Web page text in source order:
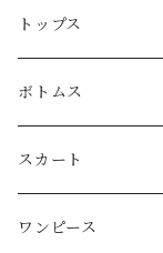
GUCCI
LOEWE
Christian Dior
CELINE
トップス
ボトムス
スカート
ワンピース